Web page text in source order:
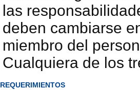
las
deben cambiarse
miembro del
Cualquiera de los
REQUERIMIENTOS